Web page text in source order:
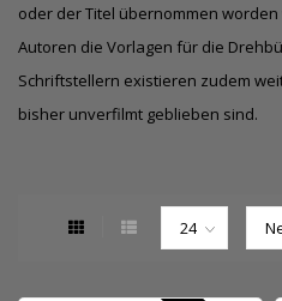
oder der Titel übernommen
Autoren die Vorlagen für die
Schriftstellern existieren zudem
bisher unverfilmt geblieben sind.